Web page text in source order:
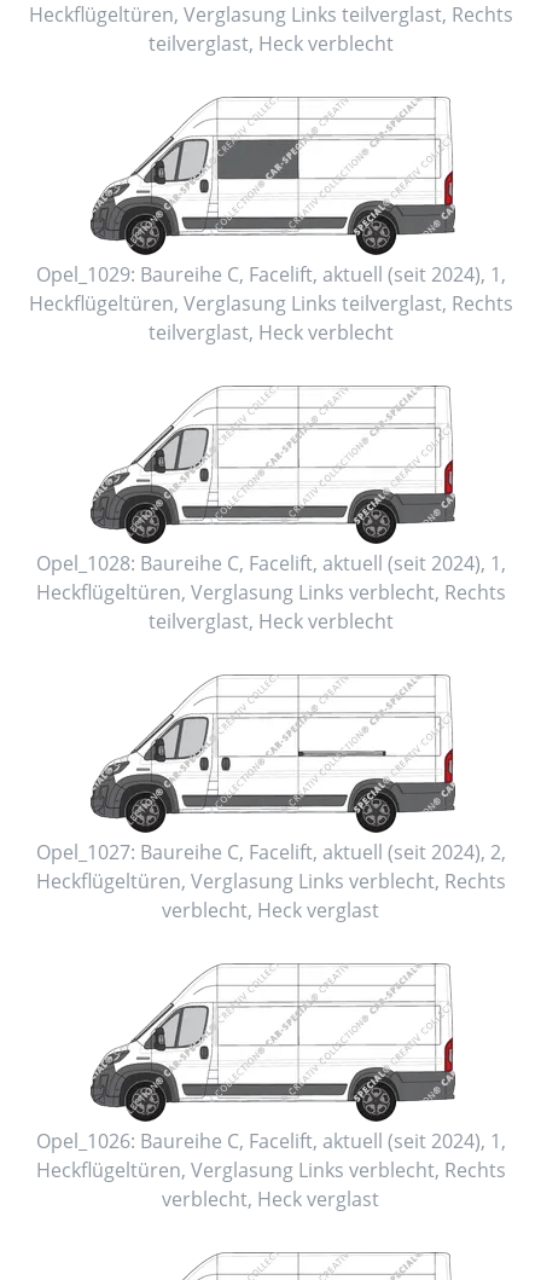
Heckflügeltüren, Verglasung Links teilverglast, Rechts
teilverglast, Heckverblecht
Opel_1029: Baureihe C, Facelift, aktuell (seit 2024), 1,
Heckflügeltüren, Verglasung Links teilverglast, Rechts
teilverglast, Heckverblecht
Opel_1028: Baureihe C, Facelift, aktuell (seit 2024), 1,
Heckflügeltüren, Verglasung Links verblecht, Rechts
teilverglast, Heckverblecht
Opel_1027: Baureihe C, Facelift, aktuell (seit 2024), 2,
Heckflügeltüren, Verglasung Links verblecht, Rechts
verblecht, Heckverglast
Opel_1026: Baureihe C, Facelift, aktuell (seit 2024), 1,
Heckflügeltüren, Verglasung Links verblecht, Rechts
verblecht, Heckverglast